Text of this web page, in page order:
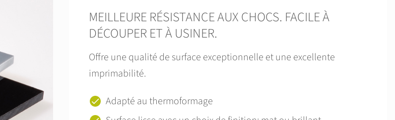
MEILLEURE RÉSISTANCE AUX CHOCS. FACILE À
DÉCOUPER ET À USINER.
Offre une qualité de surface exceptionnelle et une excellente
imprimabilité.
Adapté au thermoformage